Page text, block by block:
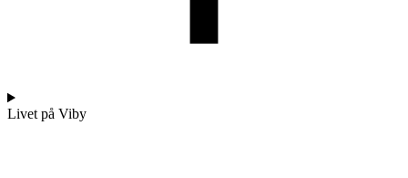
Livet på Viby